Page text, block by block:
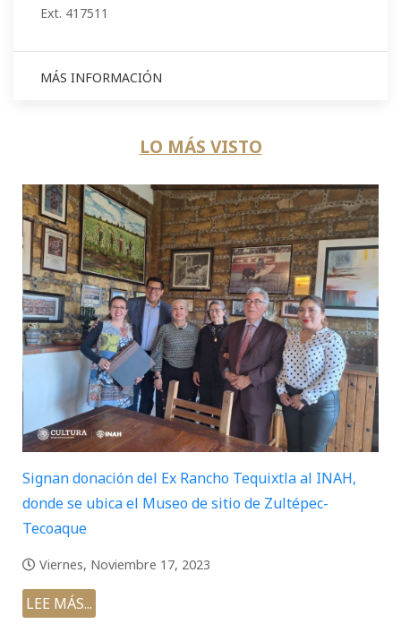
Ext. 417511
MÁS INFORMACIÓN
LO MÁS VISTO
Signan donación del Ex Rancho Tequixtla al INAH,
donde se ubica el Museo de sitio de Zultépec-
Tecoaque
Viernes, Noviembre 17, 2023
LEE MÁS...